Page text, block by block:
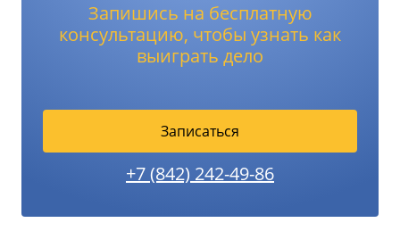
Запишись на бесплатную
консультацию, чтобы узнать как
выиграть дело
Записаться
+7 (842) 242-49-86